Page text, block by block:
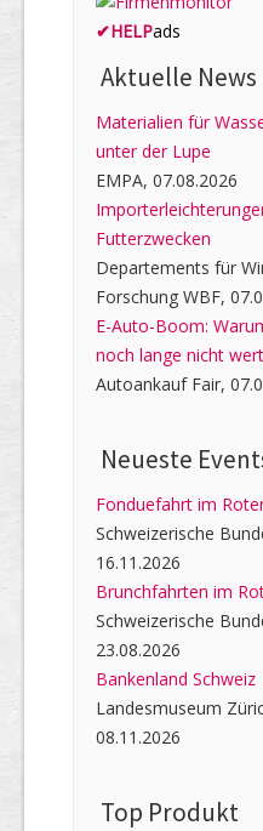
✔HELPads
Aktuelle News
Materialien für
unter der Lupe
EMPA, 07.08.2026
Futterzwecken
Departements für
Forschung WBF,
E-Auto-Boom:
noch lange nicht
Autoankauf Fair,
Neueste
Fonduefahrt im
Schweizerische
16.11.2026
Brunchfahrten im
Schweizerische
23.08.2026
Bankenland Schweiz
Landesmuseum
08.11.2026
Top Produkt